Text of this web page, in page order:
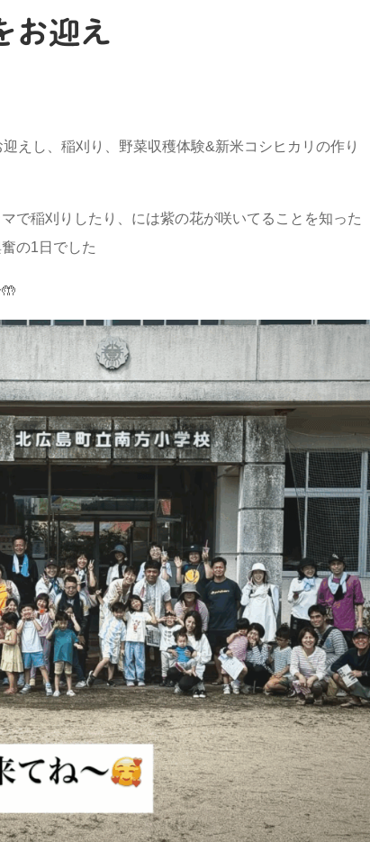
お迎え
えし、稲刈り、野菜収穫体験&新米コシヒカリの作り
で稲刈りしたり、には紫の花が咲いてることを知った
の1日でした